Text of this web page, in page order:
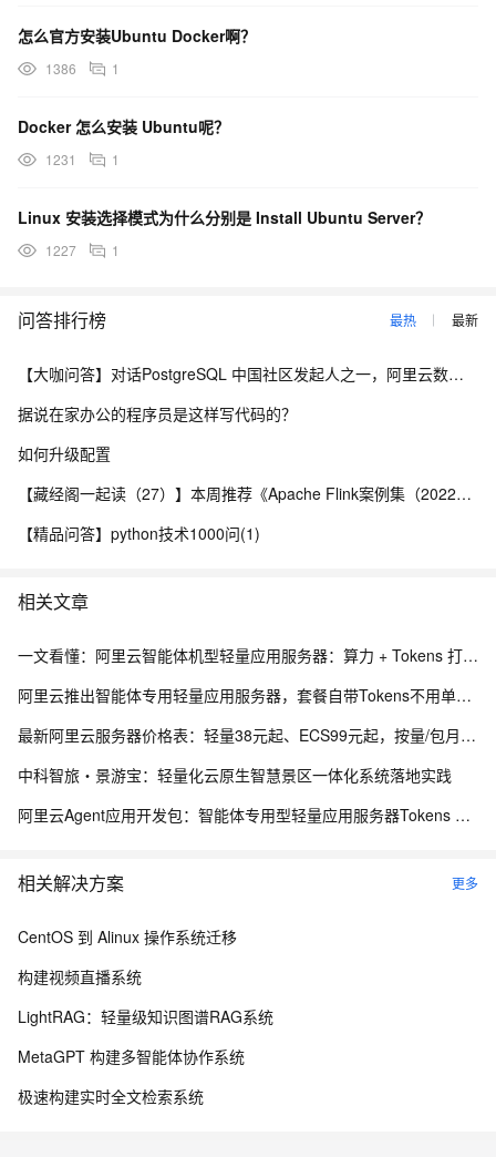
怎么官方安装Ubuntu Docker啊？
1386 1
Docker 怎么安装 Ubuntu呢？
1231 1
Linux 安装选择模式为什么分别是 Install Ubuntu Server？
1227 1
问答排行榜 最热 最新
【大咖问答】对话PostgreSQL 中国社区发起人之一，阿里云数据库高级专家 德哥
据说在家办公的程序员是这样写代码的？
如何升级配置
【藏经阁一起读（27）】本周推荐《Apache Flink案例集（2022版）》，你有哪些心得？
【精品问答】python技术1000问(1)
相关文章
一文看懂：阿里云智能体机型轻量应用服务器：算力 + Tokens 打包，部署 RAG 更划算
阿里云推出智能体专用轻量应用服务器，套餐自带Tokens不用单独买，首页5折优惠
最新阿里云服务器价格表：轻量38元起、ECS99元起，按量/包月/包年，新老用户同享优惠明细参考
中科智旅・景游宝：轻量化云原生智慧景区一体化系统落地实践
阿里云Agent应用开发包：智能体专用型轻量应用服务器Tokens 2亿、4亿及8亿，首月5折活动
相关解决方案 更多
CentOS 到 Alinux 操作系统迁移
构建视频直播系统
LightRAG：轻量级知识图谱RAG系统
MetaGPT 构建多智能体协作系统
极速构建实时全文检索系统